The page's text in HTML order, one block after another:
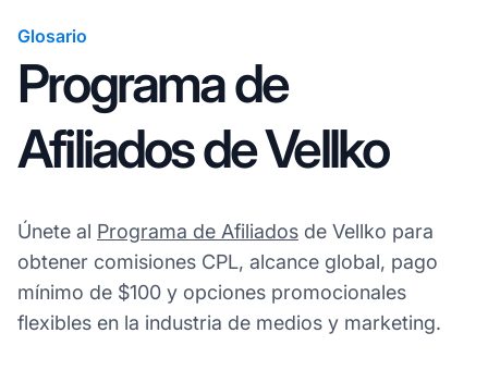
Glosario
Programa de
Afiliados de Vellko
Únete al Programa de Afiliados de Vellko para
obtener comisiones CPL, alcance global, pago
mínimo de $100 y opciones promocionales
flexibles en la industria de medios y marketing.